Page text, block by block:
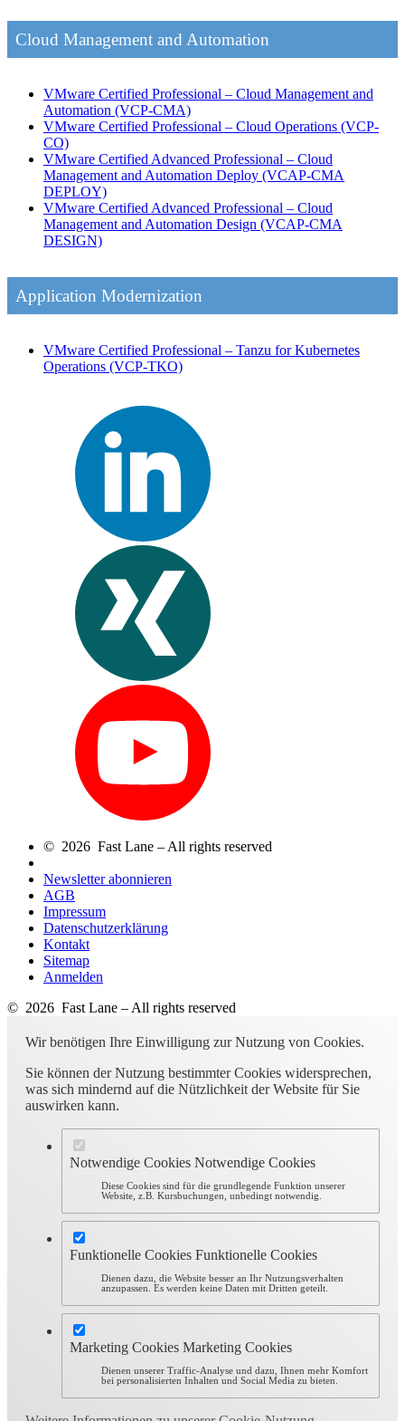
Cloud Management and Automation
VMware Certified Professional – Cloud Management and
Automation (VCP-CMA)
VMware Certified Professional – Cloud Operations (VCP-
CO)
VMware Certified Advanced Professional – Cloud
Management and Automation Deploy (VCAP-CMA
DEPLOY)
VMware Certified Advanced Professional – Cloud
Management and Automation Design (VCAP-CMA
DESIGN)
Application Modernization
VMware Certified Professional – Tanzu for Kubernetes
Operations (VCP-TKO)
© 2026 Fast Lane – All rights reserved
Newsletter abonnieren
AGB
Impressum
Datenschutzerklärung
Kontakt
Sitemap
Anmelden
© 2026 Fast Lane – All rights reserved
Wir benötigen Ihre Einwilligung zur Nutzung von Cookies.
Sie können der Nutzung bestimmter Cookies widersprechen,
was sich mindernd auf die Nützlichkeit der Website für Sie
auswirken kann.
Notwendige Cookies Notwendige Cookies
Diese Cookies sind für die grundlegende Funktion unserer
Website, z.B. Kursbuchungen, unbedingt notwendig.
Funktionelle Cookies Funktionelle Cookies
Dienen dazu, die Website besser an Ihr Nutzungsverhalten
anzupassen. Es werden keine Daten mit Dritten geteilt.
Marketing Cookies Marketing Cookies
Dienen unserer Traffic-Analyse und dazu, Ihnen mehr Komfort
bei personalisierten Inhalten und Social Media zu bieten.